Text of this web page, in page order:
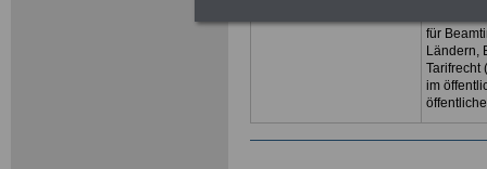
für
Ländern,
Tarifrecht
im